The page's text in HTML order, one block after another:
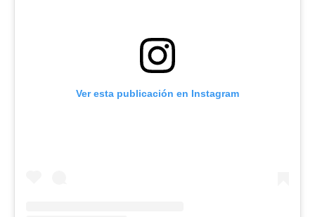
Ver esta publicación en Instagram